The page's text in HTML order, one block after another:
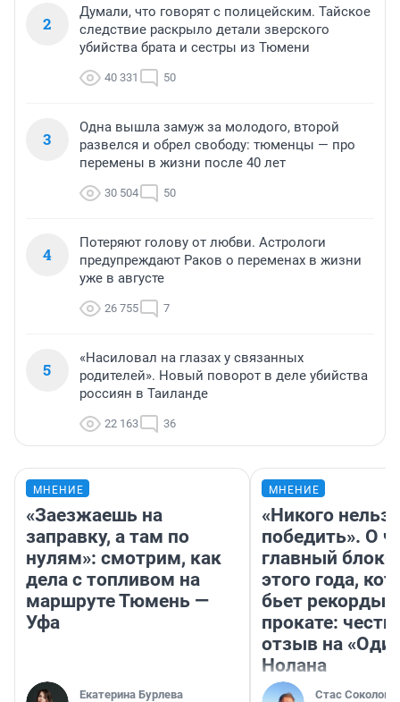
2
Думали, что говорят с полицейским. Тайское
следствие раскрыло детали зверского
убийства брата и сестры из Тюмени
40 331 50
3
Одна вышла замуж за молодого, второй
развелся и обрел свободу: тюменцы — про
перемены в жизни после 40 лет
30 504 50
4
Потеряют голову от любви. Астрологи
предупреждают Раков о переменах в жизни
уже в августе
26 755 7
5
«Насиловал на глазах у связанных
родителей». Новый поворот в деле убийства
россиян в Таиланде
22 163 36
МНЕНИЕ
«Заезжаешь на
заправку, а там по
нулям»: смотрим, как
дела с топливом на
маршруте Тюмень —
Уфа
Екатерина Бурлева
МНЕНИЕ
«Никого нельзя
победить». О
главный
этого года,
бьет рекорды в
прокате:
отзыв на
Нолана
Стас Соколов